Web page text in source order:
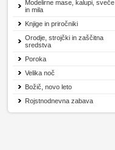
Modelirne mase, kalupi, sveče
in mila
Knjige in priročniki
Orodje, strojčki in zaščitna
sredstva
Poroka
Velika noč
Božič, novo leto
Rojstnodnevna zabava